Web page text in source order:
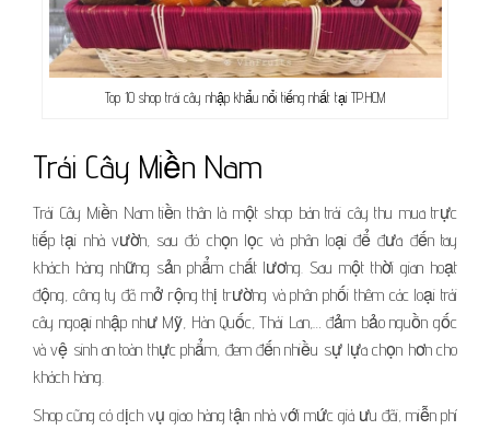
Top 10 shop trái cây nhập khẩu nổi tiếng nhất tại TP.HCM
Trái Cây Miền Nam
Trái Cây Miền Nam tiền thân là một shop bán trái cây thu mua trực
tiếp tại nhà vườn, sau đó chọn lọc và phân loại để đưa đến tay
khách hàng những sản phẩm chất lương. Sau một thời gian hoạt
động, công ty đã mở rộng thị trường và phân phối thêm các loại trái
cây ngoại nhập như Mỹ, Hàn Quốc, Thái Lan,… đảm bảo nguồn gốc
và vệ sinh an toàn thực phẩm, đem đến nhiều sự lựa chọn hơn cho
khách hàng.
Shop cũng có dịch vụ giao hàng tận nhà với mức giá ưu đãi, miễn phí